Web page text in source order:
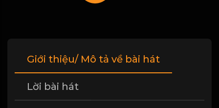
Giới thiệu/ Mô tả về bài hát
Lời bài hát